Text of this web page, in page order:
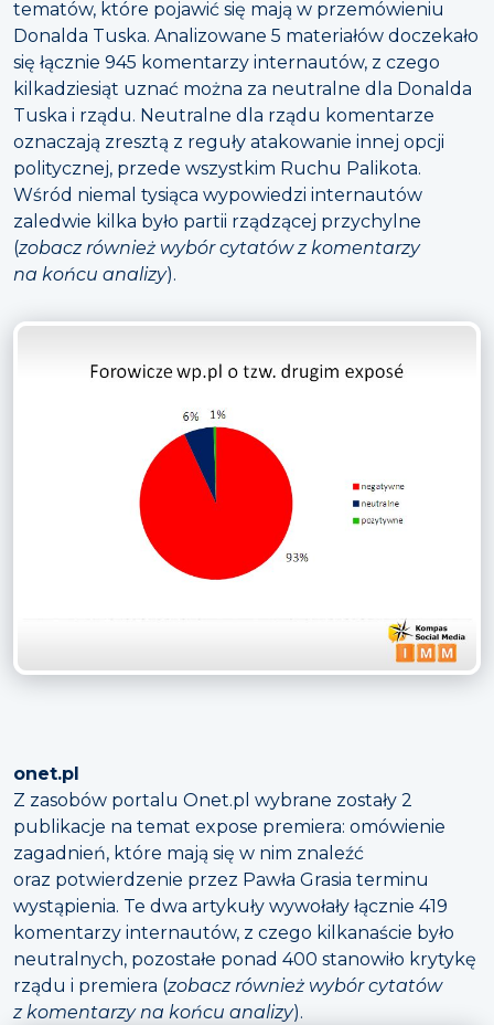
tematów, które pojawić się mają w przemówieniu
Donalda Tuska. Analizowane 5 materiałów doczekało
się łącznie 945 komentarzy internautów, z czego
kilkadziesiąt uznać można za neutralne dla Donalda
Tuska i rządu. Neutralne dla rządu komentarze
oznaczają zresztą z reguły atakowanie innej opcji
politycznej, przede wszystkim Ruchu Palikota.
Wśród niemal tysiąca wypowiedzi internautów
zaledwie kilka było partii rządzącej przychylne
(zobacz również wybór cytatów z komentarzy
na końcu analizy).
onet.pl
Z zasobów portalu Onet.pl wybrane zostały 2
publikacje na temat expose premiera: omówienie
zagadnień, które mają się w nim znaleźć
oraz potwierdzenie przez Pawła Grasia terminu
wystąpienia. Te dwa artykuły wywołały łącznie 419
komentarzy internautów, z czego kilkanaście było
neutralnych, pozostałe ponad 400 stanowiło krytykę
rządu i premiera (zobacz również wybór cytatów
z komentarzy na końcu analizy).